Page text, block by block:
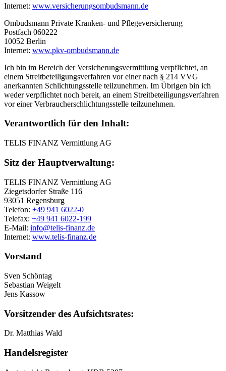
Internet: www.versicherungsombudsmann.de
Ombudsmann Private Kranken- und Pflegeversicherung
Postfach 060222
10052 Berlin
Internet: www.pkv-ombudsmann.de
Ich bin im Bereich der Versicherungsvermittlung verpflichtet, an
einem Streitbeteiligungsverfahren vor einer nach § 214 VVG
anerkannten Schlichtungsstelle teilzunehmen. Im Übrigen bin ich
weder verpflichtet noch bereit, an einem Streitbeteiligungsverfahren
vor einer Verbraucherschlichtungsstelle teilzunehmen.
Verantwortlich für den Inhalt:
TELIS FINANZ Vermittlung AG
Sitz der Hauptverwaltung:
TELIS FINANZ Vermittlung AG
Ziegetsdorfer Straße 116
93051 Regensburg
Telefon: +49 941 6022-0
Telefax: +49 941 6022-199
E-Mail: info@telis-finanz.de
Internet: www.telis-finanz.de
Vorstand
Sven Schöntag
Sebastian Weigelt
Jens Kassow
Vorsitzender des Aufsichtsrates:
Dr. Matthias Wald
Handelsregister